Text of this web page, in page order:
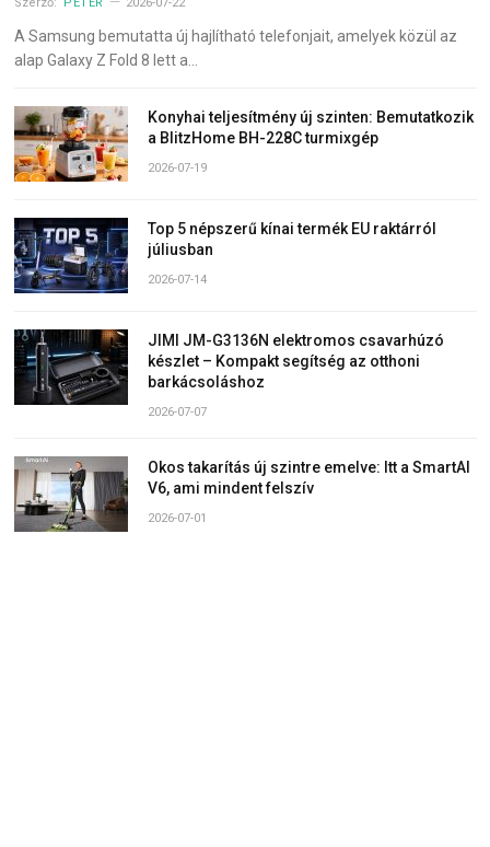
A Samsung bemutatta új hajlítható telefonjait, amelyek közül az
alap Galaxy Z Fold 8 lett a…
Konyhai teljesítmény új szinten: Bemutatkozik
a BlitzHome BH-228C turmixgép
2026-07-19
Top 5 népszerű kínai termék EU raktárról
júliusban
2026-07-14
JIMI JM-G3136N elektromos csavarhúzó
készlet – Kompakt segítség az otthoni
barkácsoláshoz
2026-07-07
Okos takarítás új szintre emelve: Itt a SmartAI
V6, ami mindent felszív
2026-07-01